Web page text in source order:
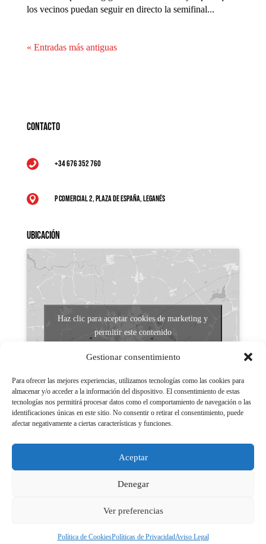
Gestionar consentimiento
Para ofrecer las mejores experiencias, utilizamos tecnologías como las cookies para
almacenar y/o acceder a la información del dispositivo. El consentimiento de estas
tecnologías nos permitirá procesar datos como el comportamiento de navegación o las
identificaciones únicas en este sitio. No consentir o retirar el consentimiento, puede
afectar negativamente a ciertas características y funciones.
Aceptar
Denegar
Ver preferencias
Política de CookiesPolíticas de PrivacidadAviso Legal
los vecinos puedan seguir en directo la semifinal...
« Entradas más antiguas
Contacto
 +34 676 352 760
 P Comercial 2, Plaza de España, Leganés
Ubicación
Haz clic para aceptar cookies de marketing y
permitir este contenido
Aviso legal